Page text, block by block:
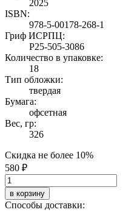
2025
ISBN:
978-5-00178-268-1
Гриф ИСРПЦ:
Р25-505-3086
Количество в упаковке:
18
Тип обложки:
твердая
Бумага:
офсетная
Вес, гр:
326
Скидка не более 10%
580 ₽
в корзину
Способы доставки: